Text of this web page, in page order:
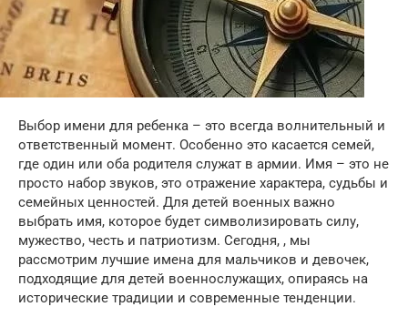
Выбор имени для ребенка – это всегда волнительный и
ответственный момент. Особенно это касается семей,
где один или оба родителя служат в армии. Имя – это не
просто набор звуков, это отражение характера, судьбы и
семейных ценностей. Для детей военных важно
выбрать имя, которое будет символизировать силу,
мужество, честь и патриотизм. Сегодня, , мы
рассмотрим лучшие имена для мальчиков и девочек,
подходящие для детей военнослужащих, опираясь на
исторические традиции и современные тенденции.